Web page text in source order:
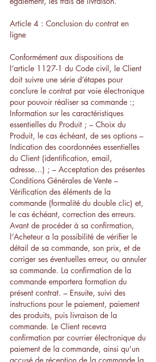
Article 4 : Conclusion du contrat en
ligne
Conformément aux dispositions de
l’article 1127-1 du Code civil, le Client
doit suivre une série d’étapes pour
conclure le contrat par voie électronique
pour pouvoir réaliser sa commande :;
Information sur les caractéristiques
essentielles du Produit ; – Choix du
Produit, le cas échéant, de ses options –
Indication des coordonnées essentielles
du Client (identification, email,
adresse…) ; – Acceptation des présentes
Conditions Générales de Vente –
Vérification des éléments de la
commande (formalité du double clic) et,
le cas échéant, correction des erreurs.
Avant de procéder à sa confirmation,
l’Acheteur a la possibilité de vérifier le
détail de sa commande, son prix, et de
corriger ses éventuelles erreur, ou annuler
sa commande. La confirmation de la
commande emportera formation du
présent contrat. – Ensuite, suivi des
instructions pour le paiement, paiement
des produits, puis livraison de la
commande. Le Client recevra
confirmation par courrier électronique du
paiement de la commande, ainsi qu’un